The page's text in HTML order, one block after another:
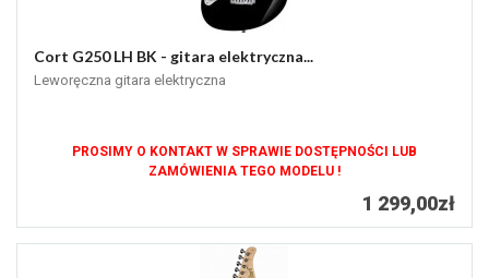
Cort G250 LH BK - gitara elektryczna...
Leworęczna gitara elektryczna
PROSIMY O KONTAKT W SPRAWIE DOSTĘPNOŚCI LUB
ZAMÓWIENIA TEGO MODELU !
1 299,00zł